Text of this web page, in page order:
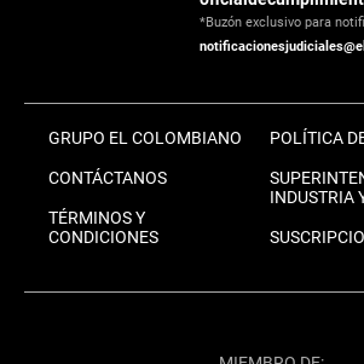
*Buzón exclusivo para
GRUPO EL COLOMBIANO
CONTÁCTANOS
TÉRMINOS Y
CONDICIONES
POLÍTICA
INDUSTRIA